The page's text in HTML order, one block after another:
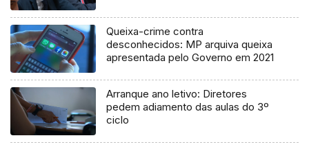
Queixa-crime contra
desconhecidos: MP arquiva queixa
apresentada pelo Governo em 2021
Arranque ano letivo: Diretores
pedem adiamento das aulas do 3º
ciclo